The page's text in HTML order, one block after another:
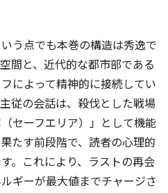
う点でも本巻の構造は秀逸で
間と、近代的な都市部である
によって精神的に接続してい
従の会話は、殺伐とした戦場
セーフエリア）」として機能
たす前段階で、読者の心理的
。これにより、ラストの再会
ギーが最大値までチャージさ